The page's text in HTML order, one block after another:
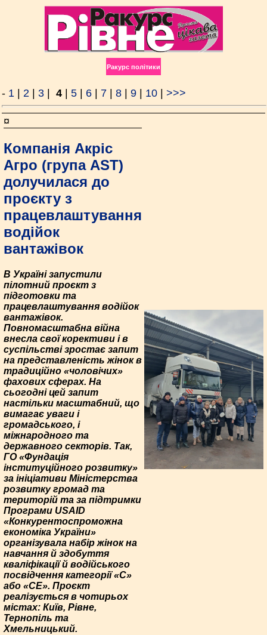
Ракурс політики
- 1 2 3 4 5 6 7 8 9 10 >>>
¤
Компанія Акріс
Агро (група АST)
долучилася до
проєкту з
працевлаштування
водійок
вантажівок
В Україні запустили
пілотний проєкт з
підготовки та
працевлаштування водійок
вантажівок.
Повномасштабна війна
внесла свої корективи і в
суспільстві зростає запит
на представленість жінок в
традиційно «чоловічих»
фахових сферах. На
сьогодні цей запит
настільки масштабний, що
вимагає уваги і
громадського, і
міжнародного та
державного секторів. Так,
ГО «Фундація
інституційного розвитку»
за ініціативи Міністерства
розвитку громад та
територій та за підтримки
Програми USAID
«Конкурентоспроможна
економіка України»
організувала набір жінок на
навчання й здобуття
кваліфікації й водійського
посвідчення категорії «С»
або «СЕ». Проєкт
реалізується в чотирьох
містах: Київ, Рівне,
Тернопіль та
Хмельницький.